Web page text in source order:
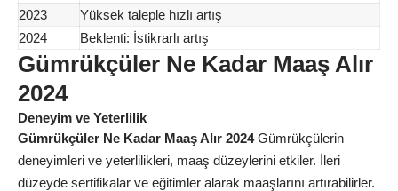
2023
Yüksek taleple hızlı artış
2024
Beklenti: İstikrarlı artış
Gümrükçüler Ne Kadar Maaş Alır
2024
Deneyim ve Yeterlilik
Gümrükçüler Ne Kadar Maaş Alır 2024Gümrükçülerin
deneyimleri ve yeterlilikleri, maaş düzeylerini etkiler. İleri
düzeyde sertifikalar ve eğitimler alarak maaşlarını artırabilirler.